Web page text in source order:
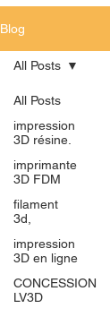
Blog
All Posts
impression
3D résine.
imprimante
3D FDM
filament
3d,
impression
3D en ligne
CONCESSION
LV3D
All Posts